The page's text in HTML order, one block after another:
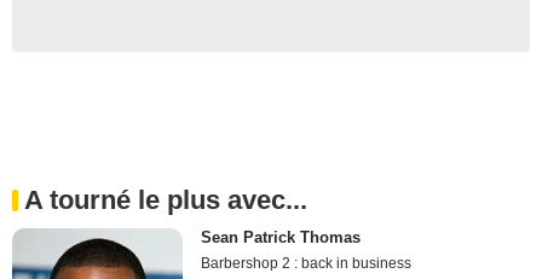
A tourné le plus avec...
Sean Patrick Thomas
Barbershop 2 : back in business